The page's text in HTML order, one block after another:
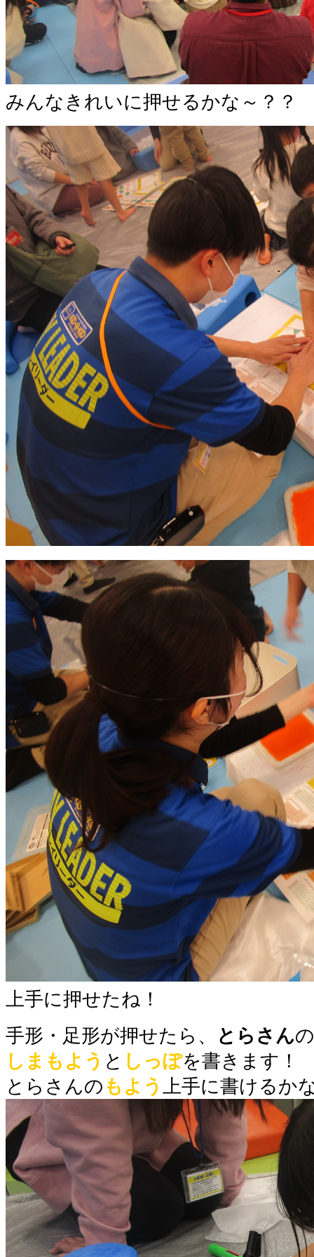
みんなきれいに押せるかな～？？
上手に押せたね！
手形・足形が押せたら、
とらさん
しまもよう と しっぽを書きます！
とらさんの もよう 上手に書けるか